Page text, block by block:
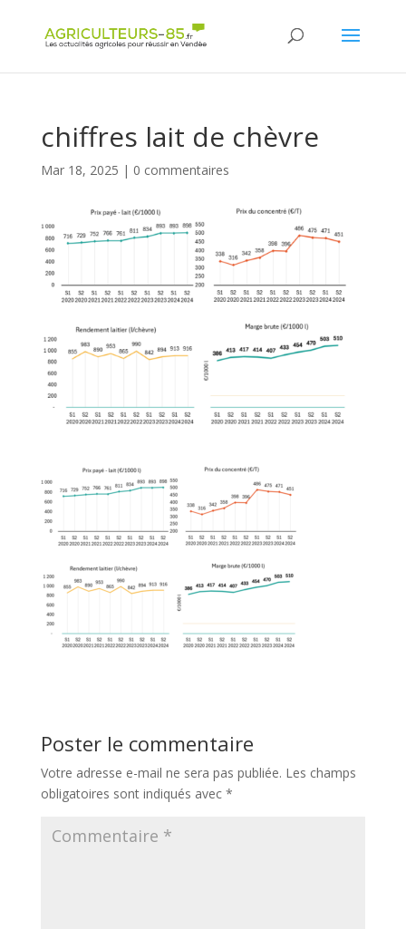
chiffres lait de chèvre
Mar 18, 2025 | 0 commentaires
Poster le commentaire
Votre adresse e-mail ne sera pas publiée. Les champs
obligatoires sont indiqués avec *